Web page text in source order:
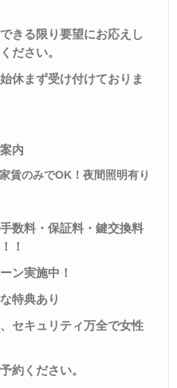
きる限り要望にお応えし
ださい。
休まず受け付けておりま
内
賃のみでOK ！夜間照明有り
数料・保証料・鍵交換料
！
ン実施中！
特典あり
セキュリティ万全で女性
約ください。